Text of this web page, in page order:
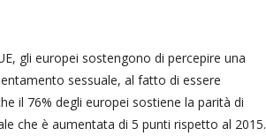
gli europei sostengono di percepire una
sessuale, al fatto di essere
il 76% degli europei sostiene la parità di
che è aumentata di 5 punti rispetto al 2015.